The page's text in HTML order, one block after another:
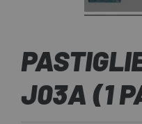
J03A (1